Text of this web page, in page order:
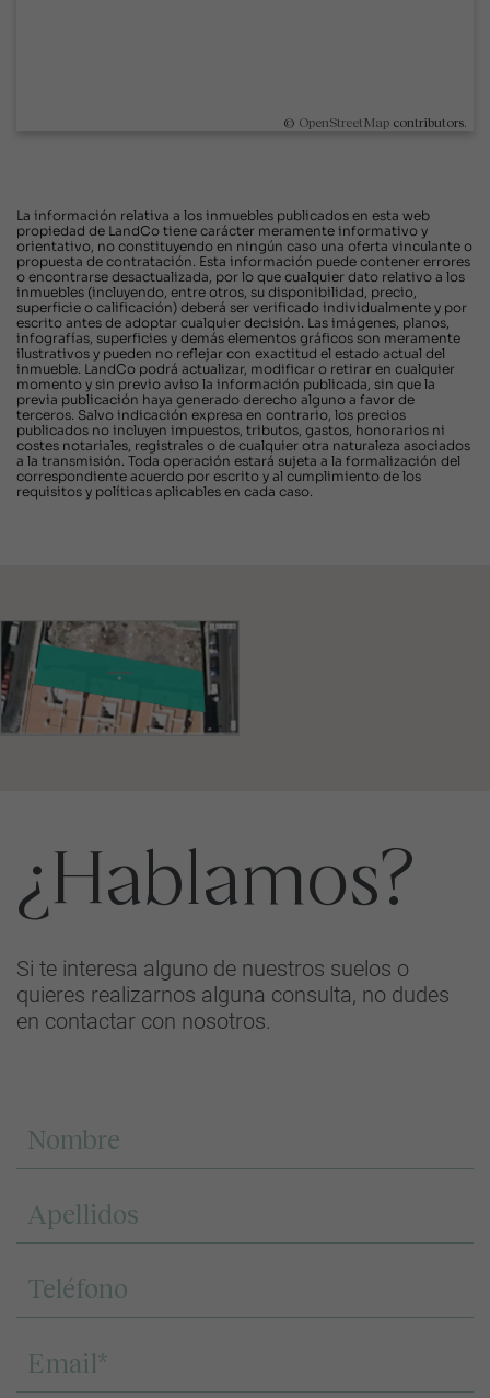
© OpenStreetMap contributors.
La información relativa a los inmuebles publicados en esta web
propiedad de LandCo tiene carácter meramente informativo y
orientativo, no constituyendo en ningún caso una oferta vinculante o
propuesta de contratación. Esta información puede contener errores
o encontrarse desactualizada, por lo que cualquier dato relativo a los
inmuebles (incluyendo, entre otros, su disponibilidad, precio,
superficie o calificación) deberá ser verificado individualmente y por
escrito antes de adoptar cualquier decisión. Las imágenes, planos,
infografías, superficies y demás elementos gráficos son meramente
ilustrativos y pueden no reflejar con exactitud el estado actual del
inmueble. LandCo podrá actualizar, modificar o retirar en cualquier
momento y sin previo aviso la información publicada, sin que la
previa publicación haya generado derecho alguno a favor de
terceros. Salvo indicación expresa en contrario, los precios
publicados no incluyen impuestos, tributos, gastos, honorarios ni
costes notariales, registrales o de cualquier otra naturaleza asociados
a la transmisión. Toda operación estará sujeta a la formalización del
correspondiente acuerdo por escrito y al cumplimiento de los
requisitos y políticas aplicables en cada caso.
¿Hablamos?
Si te interesa alguno de nuestros suelos o
quieres realizarnos alguna consulta, no dudes
en contactar con nosotros.